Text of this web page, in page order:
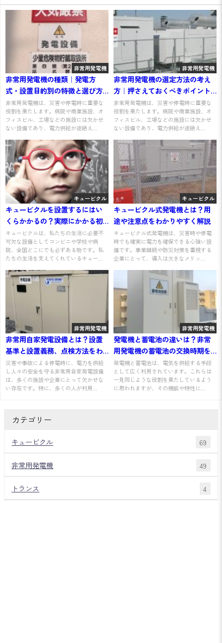
非常用発電機
非常用発電機の種類｜発電方
式・設置目的別の特徴と選び方
をわかりやすく解説
非常用発電機は、災害や停電時に重要な
役割を果たします。病院や商業施設、オ
フィスビル、工場などの施設には欠かせ
ない設備であり、電力供給が途絶え...
非常用発電機
非常用発電機の選定方法の考え
方｜押さえておくべきポイント
をわかりやすく解説
非常用発電機は、災害や停電時に重要な
役割を果たします。病院や商業施設、オ
フィスビル、工場などの施設には欠かせ
ない設備であり、電力供給が途絶え...
キュービクル
キュービクルを設置するにはい
くらかかるの？実際にかかる初
期費用や維持費も紹介！
キュービクルは、私たちの生活に必要不
可欠な設備としてコンビニや学校や病
院、全国どこにでも必ずある物です。私
たちの生活を支えてくれているキュー...
キュービクル
キュービクル式発電機とは？用
途や注意点をわかりやすく解説
キュービクル式発電機は、災害時や停電
時でも確実に電力を確保できる心強い設
備です。事業継続や防災対策を重視する
企業にとって、導入は大きなメリッ...
非常用発電機
非常用自家発電設備とは？設置
基準と設置義務、点検方法をわ
かりやすく解説
災害や事故による停電時に、電力を供給
し人々の安全を守る非常用自家発電設備
は、多くの施設や企業にとって欠かせな
い存在です。特に、多くの人が利用...
非常用発電機
発電機と蓄電池の違いは？非常
用発電機の蓄電池の交換時期を
わかりやすく解説
発電機と蓄電池は、電気を供給する手段
として広く利用されています。これらは
一見同じような役割を果たしているよう
に思われますが、その機能や特性に...
カテゴリー
キュービクル 69
非常用発電機 49
トランス 4